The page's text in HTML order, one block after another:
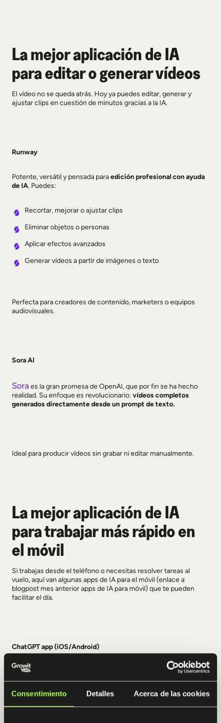
Consentimiento Detalles Acerca de las cookies
La mejor aplicación de IA
para editar o generar vídeos
El vídeo no se queda atrás. Hoy ya puedes editar, generar y
ajustar clips en cuestión de minutos gracias a la IA.
Runway
Potente, versátil y pensada paraedición profesional con ayuda
de IA. Puedes:
Recortar, mejorar o ajustar clips
Eliminar objetos o personas
Aplicar efectos avanzados
Generar vídeos a partir de imágenes o texto
Perfecta para creadores de contenido, marketers o equipos
audiovisuales.
Sora AI
Sora es la gran promesa de OpenAI, que por fin se ha hecho
realidad. Su enfoque es revolucionario: vídeos completos
generados directamente desde un prompt de texto.
Ideal para producir vídeos sin grabar ni editar manualmente.
La mejor aplicación de IA
para trabajar más rápido en
el móvil
Si trabajas desde el teléfono o necesitas resolver tareas al
vuelo, aquí van algunas apps de IA para el móvil (enlace a
blogpost mes anterior apps de IA para móvil) que te pueden
facilitar el día.
ChatGPT app (iOS/Android)
Lleva toda la potencia de ChatGPT a tu bolsillo. Úsala para
responder mensajes, redactar ideas, aclarar conceptos o
planificar mientras te desplazas.